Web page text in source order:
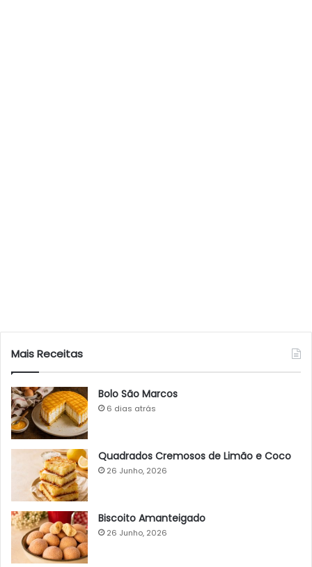
Mais Receitas
Bolo São Marcos
6 dias atrás
Quadrados Cremosos de Limão e Coco
26 Junho, 2026
Biscoito Amanteigado
26 Junho, 2026